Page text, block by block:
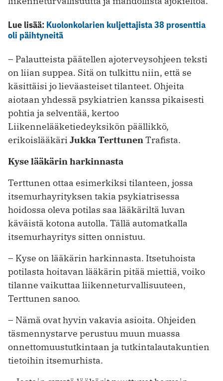
Lue lisää: Kuolonkolarien kuljettajista 38 prosenttia
oli päihtyneitä
– Palautteista päätellen ajoterveys­ohjeen teksti
on liian suppea. Sitä on tulkittu niin, että se
käsittäisi jo lievä­asteiset tilanteet. Ohjeita
aiotaan yhdessä psykiatrien kanssa pikaisesti
pohtia ja selventää, kertoo
Liikennelääketiedeyksikön päällikkö,
erikoislääkäri Jukka TerttunenTrafista.
Kyse lääkärin harkinnasta
Terttunen ottaa esimerkiksi tilanteen, jossa
itsemurhayrityksen takia psykiatrisessa
hoidossa oleva potilas saa lääkäriltä luvan
käväistä kotona autolla. Tällä automatkalla
itsemurhayritys sitten ­onnistuu.
– Kyse on lääkärin harkinnasta. Itsetuhoista
potilasta hoitavan lääkärin pitää miettiä, voiko
tilanne vaikuttaa liikenneturvallisuuteen,
Terttunen sanoo.
– Nämä ovat hyvin vakavia asioita. Ohjeiden
täsmennystarve perustuu muun muassa
onnettomuustutkintaan ja tutkintalautakuntien
tietoihin itsemurhista.